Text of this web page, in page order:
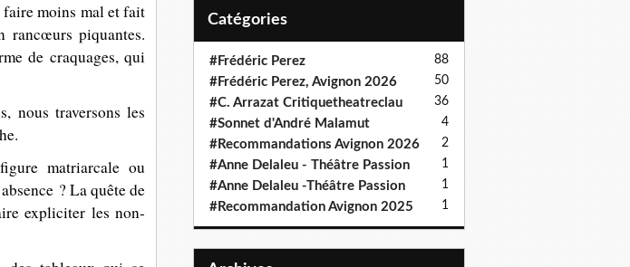
moins mal et fait
rancœurs piquantes.
de craquages, qui
nous traversons les
matriarcale ou
? La quête de
expliciter les non-
Catégories
#Frédéric Perez 88
#Frédéric Perez, Avignon 2026 50
#C. Arrazat Critiquetheatreclau 36
#Sonnet d'André Malamut 4
#Recommandations Avignon 2026 2
#Anne Delaleu - Théâtre Passion 1
#Anne Delaleu -Théâtre Passion 1
#Recommandation Avignon 2025 1